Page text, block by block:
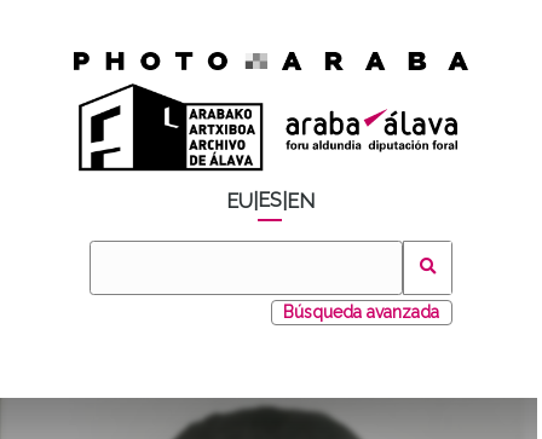
EU ES EN
Búsqueda avanzada